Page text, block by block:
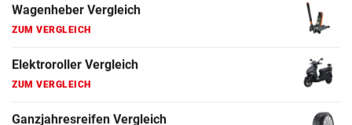
ZUM VERGLEICH
Schneeketten Vergleich
ZUM VERGLEICH
Drehmomentschlüssel Vergleich
ZUM VERGLEICH